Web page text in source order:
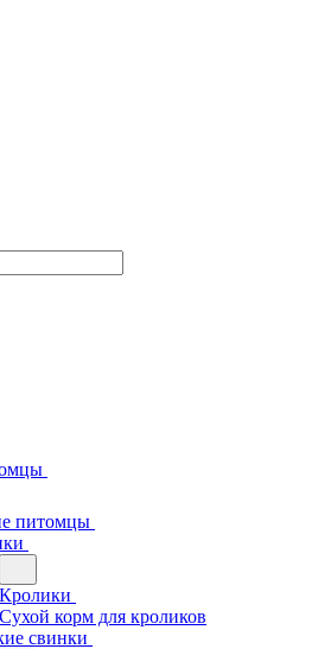
питомцы
Кролики
Сухой корм для кроликов
свинки